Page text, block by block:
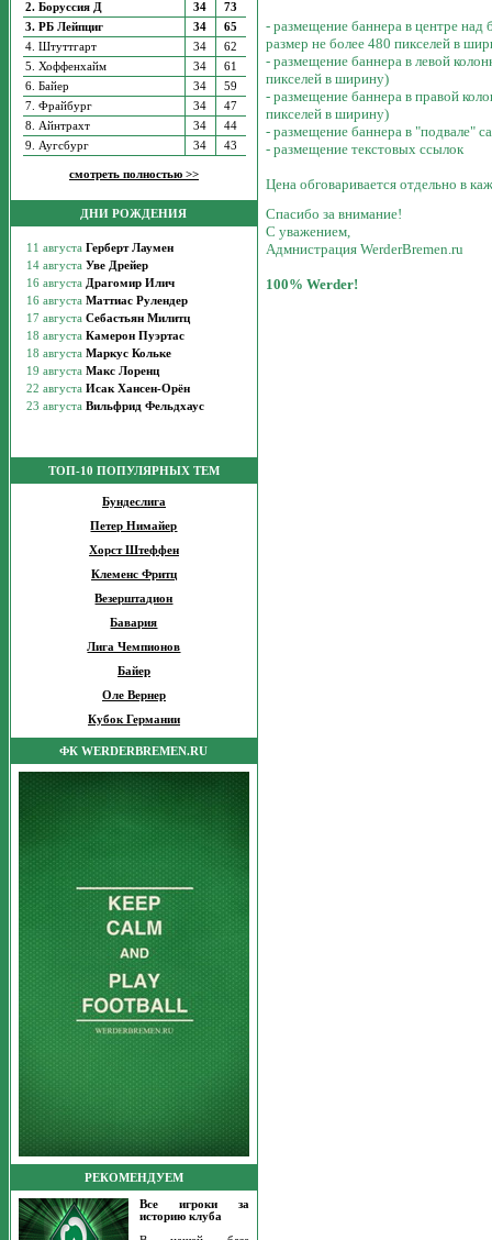
2. Боруссия Д
34
73
3. РБ Лейпциг
34
65
4. Штуттгарт
34
62
5. Хоффенхайм
34
61
6. Байер
34
59
7. Фрайбург
34
47
8. Айнтрахт
34
44
9. Аугсбург
34 43
смотреть полностью >>
ДНИ РОЖДЕНИЯ
ТОП-10 ПОПУЛЯРНЫХ ТЕМ
Бундеслига
Петер Нимайер
Хорст Штеффен
Клеменс Фритц
Везерштадион
Бавария
Лига Чемпионов
Байер
Оле Вернер
Кубок Германии
ФК WERDERBREMEN.RU
РЕКОМЕНДУЕМ
Все игроки за
историю клуба
- размещение баннера в центре
размер не более 480 пикселей в
- размещение баннера в левой
пикселей в ширину)
- размещение баннера в правой
пикселей в ширину)
- размещение баннера в "подвале"
- размещение текстовых ссылок
Цена обговаривается отдельно в
Спасибо за внимание!
С уважением,
Адмнистрация WerderBremen.ru
100% Werder!